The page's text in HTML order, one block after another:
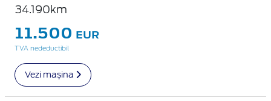
34.190km
11.500 EUR
TVA nedeductibil
Vezi mașina